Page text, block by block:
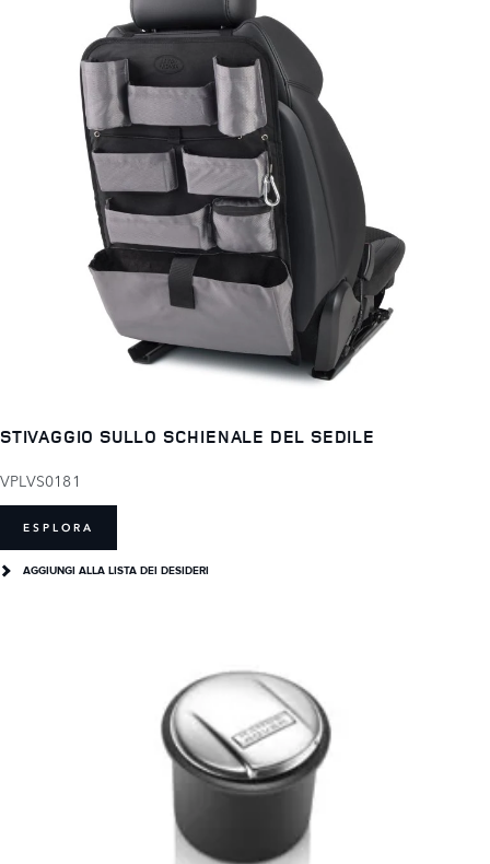
STIVAGGIO SULLO SCHIENALE DEL SEDILE
VPLVS0181
ESPLORA
AGGIUNGI ALLA LISTA DEI DESIDERI